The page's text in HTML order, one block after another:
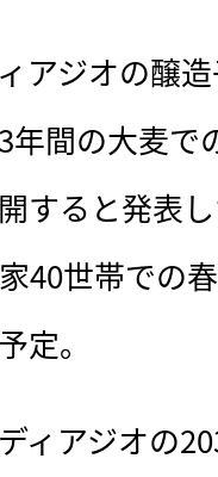
アジオの醸
年間の大麦で
すると発表
40世帯での
定。
ディアジオの